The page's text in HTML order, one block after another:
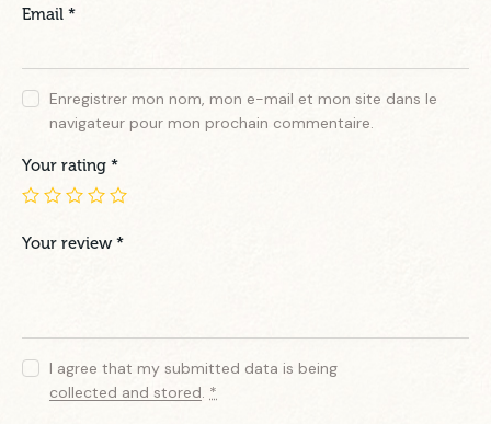
Email *
Enregistrer mon nom, mon e-mail et mon site dans le
navigateur pour mon prochain commentaire.
Your rating *
Your review*
I agree that my submitted data is being
collected and stored. *